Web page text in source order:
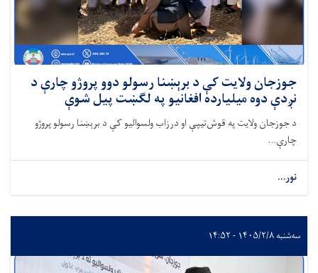
جوزجان ولایت کې د برېښنا رسولو دوو پروژو چارې د
نږدې دوه میلیارده افغانیو په لګښت پیل شوې
د جوزجان ولایت په قوش‌تیپې او درزاب ولسوالیو کې د برېښنا رسولو پروژو
چارې...
نور...
سه‌شنبه ۱۴۰۵/۲/۸ - ۱۴:۵۲